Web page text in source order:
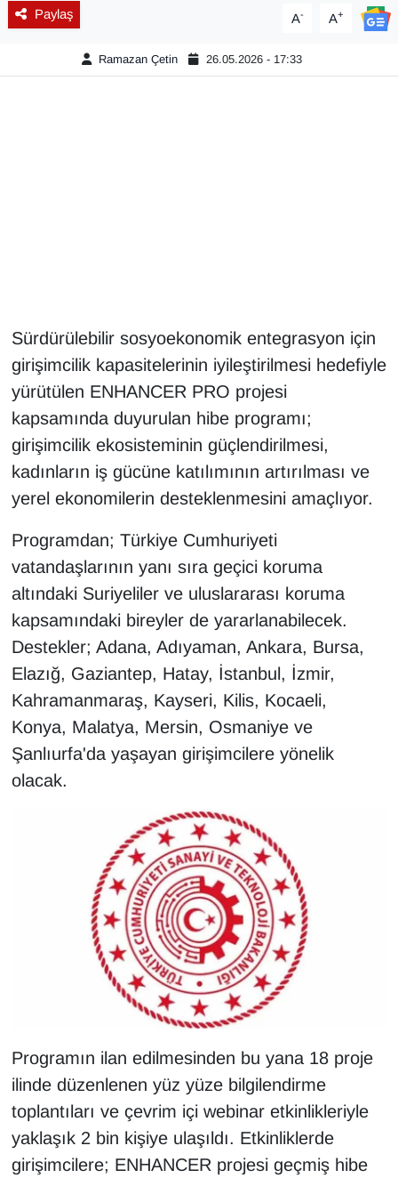
Paylaş A- A+
Ramazan Çetin 26.05.2026 - 17:33
Sürdürülebilir sosyoekonomik entegrasyon için
girişimcilik kapasitelerinin iyileştirilmesi hedefiyle
yürütülen ENHANCER PRO projesi
kapsamında duyurulan hibe programı;
girişimcilik ekosisteminin güçlendirilmesi,
kadınların iş gücüne katılımının artırılması ve
yerel ekonomilerin desteklenmesini amaçlıyor.
Programdan; Türkiye Cumhuriyeti
vatandaşlarının yanı sıra geçici koruma
altındaki Suriyeliler ve uluslararası koruma
kapsamındaki bireyler de yararlanabilecek.
Destekler; Adana, Adıyaman, Ankara, Bursa,
Elazığ, Gaziantep, Hatay, İstanbul, İzmir,
Kahramanmaraş, Kayseri, Kilis, Kocaeli,
Konya, Malatya, Mersin, Osmaniye ve
Şanlıurfa'da yaşayan girişimcilere yönelik
olacak.
Programın ilan edilmesinden bu yana 18 proje
ilinde düzenlenen yüz yüze bilgilendirme
toplantıları ve çevrim içi webinar etkinlikleriyle
yaklaşık 2 bin kişiye ulaşıldı. Etkinliklerde
girişimcilere; ENHANCER projesi geçmiş hibe
Gündem
Haber
Kültür & Sanat
KURDÎ
MEDYA
POLİTİKA
Resmi İlanlar
RÖPORTAJ
SAĞLIK
Seri İlan
TEBRİK
TEKNOLOJİ
VAN'DA SPOR
Vasıta
YAŞAM